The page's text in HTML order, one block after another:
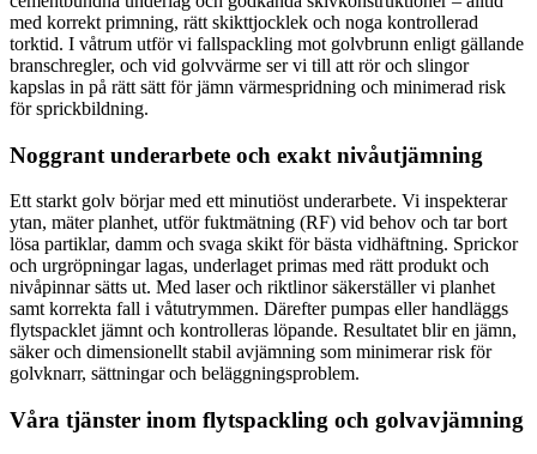
med korrekt primning, rätt skikttjocklek och noga kontrollerad
torktid. I våtrum utför vi fallspackling mot golvbrunn enligt gällande
branschregler, och vid golvvärme ser vi till att rör och slingor
kapslas in på rätt sätt för jämn värmespridning och minimerad risk
för sprickbildning.
Noggrant underarbete och exakt nivåutjämning
Ett starkt golv börjar med ett minutiöst underarbete. Vi inspekterar
ytan, mäter planhet, utför fuktmätning (RF) vid behov och tar bort
lösa partiklar, damm och svaga skikt för bästa vidhäftning. Sprickor
och urgröpningar lagas, underlaget primas med rätt produkt och
nivåpinnar sätts ut. Med laser och riktlinor säkerställer vi planhet
samt korrekta fall i våtutrymmen. Därefter pumpas eller handläggs
flytspacklet jämnt och kontrolleras löpande. Resultatet blir en jämn,
säker och dimensionellt stabil avjämning som minimerar risk för
golvknarr, sättningar och beläggningsproblem.
Våra tjänster inom flytspackling och golvavjämning